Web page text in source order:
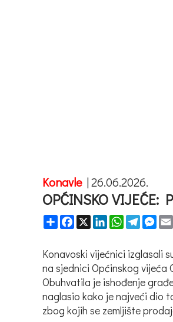
Konavle |26.06.2026.
OPĆINSKO
ShareFacebook
X LinkedInWhatsApp
Telegram
Konavoski vijećnici izglasali
na sjednici Općinskog vijeća
Obuhvatila je ishođenje
naglasio kako je najveći dio
zbog kojih se zemljište